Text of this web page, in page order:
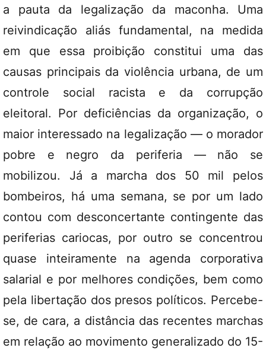
a pauta da legalização da maconha. Uma
reivindicação aliás fundamental, na medida
em que essa proibição constitui uma das
causas principais da violência urbana, de um
controle social racista e da corrupção
eleitoral. Por deficiências da organização, o
maior interessado na legalização — o morador
pobre e negro da periferia — não se
mobilizou. Já a marcha dos 50 mil pelos
bombeiros, há uma semana, se por um lado
contou com desconcertante contingente das
periferias cariocas, por outro se concentrou
quase inteiramente na agenda corporativa
salarial e por melhores condições, bem como
pela libertação dos presos políticos. Percebe-
se, de cara, a distância das recentes marchas
em relação ao movimento generalizado do 15-